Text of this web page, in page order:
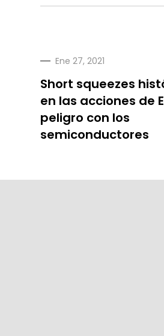
Ene 27, 2021
Short squeezes
en las acciones de
peligro con los
semiconductores